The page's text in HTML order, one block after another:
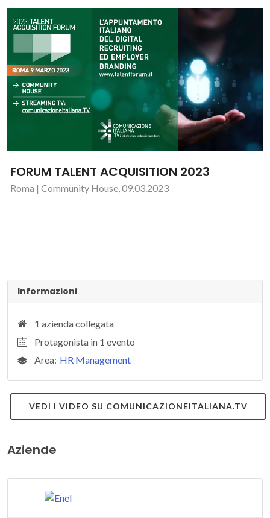
FORUM TALENT ACQUISITION 2023
Roma | Community House, 09.03.2023
Informazioni
1 azienda collegata
Protagonista in 1 evento
Area: HR Management
VEDI I VIDEO SU COMUNICAZIONEITALIANA.TV
Aziende